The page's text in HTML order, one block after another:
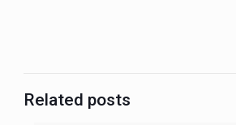
Related posts